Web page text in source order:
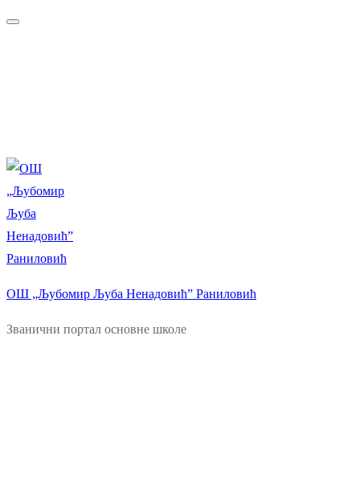
Прескочи
Изборник
Затворити
ОШ „Љубомир Љуба Ненадовић” Раниловић
Званични портал основне школе